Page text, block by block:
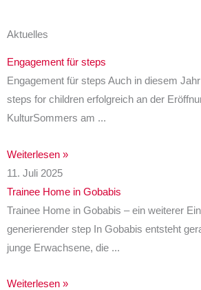
Aktuelles
Engagement für steps
Engagement für steps Auch in diesem
steps for children erfolgreich an der
KulturSommers am
Weiterlesen »
11. Juli 2025
Trainee Home in Gobabis
Trainee Home in Gobabis – ein weiterer
generierender step In Gobabis entsteht
junge Erwachsene, die
Weiterlesen »